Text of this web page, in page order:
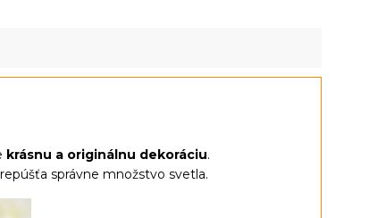
krásnu a originálnu dekoráciu.
správne množstvo svetla.